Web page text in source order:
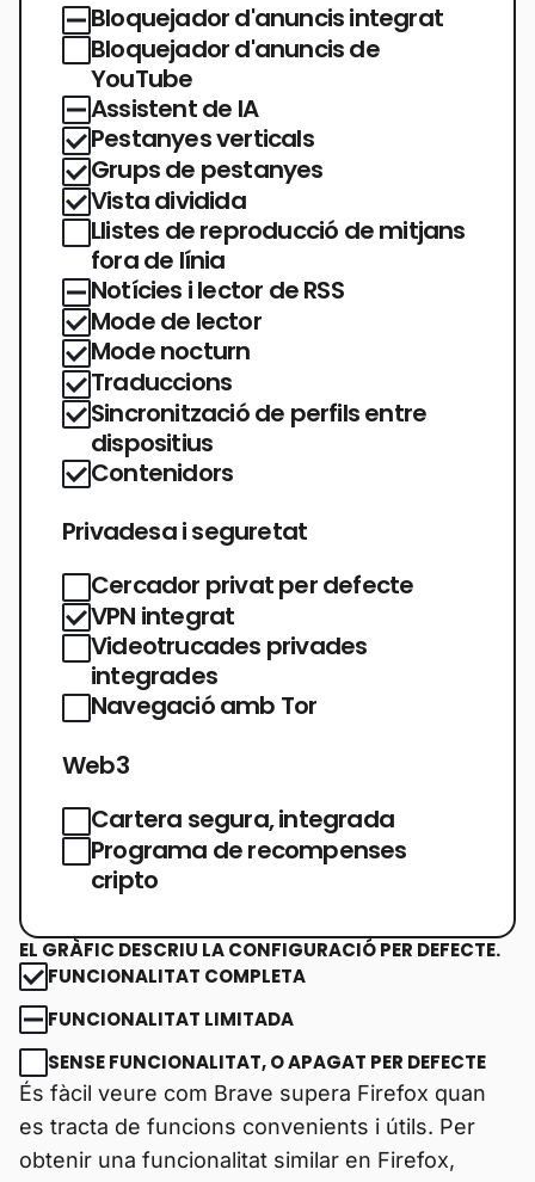
Bloquejador d'anuncis integrat
Bloquejador d'anuncis de
YouTube
Assistent de IA
Pestanyes verticals
Grups de pestanyes
Vista dividida
Llistes de reproducció de mitjans
fora de línia
Notícies i lector de RSS
Mode de lector
Mode nocturn
Traduccions
Sincronització de perfils entre
dispositius
Contenidors
Privadesa i seguretat
Cercador privat per defecte
VPN integrat
Videotrucades privades
integrades
Navegació amb Tor
Web3
Cartera segura, integrada
Programa de recompenses
cripto
EL GRÀFIC DESCRIU LA CONFIGURACIÓ PER DEFECTE.
FUNCIONALITAT COMPLETA
FUNCIONALITAT LIMITADA
SENSE FUNCIONALITAT, O APAGAT PER DEFECTE
És fàcil veure com Brave supera Firefox quan
es tracta de funcions convenients i útils. Per
obtenir una funcionalitat similar en Firefox,